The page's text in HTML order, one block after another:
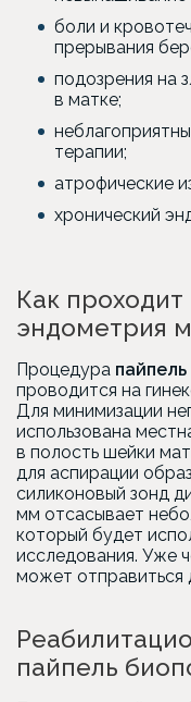
боли и
прерывания
подозрения на
в матке;
терапии;
атрофические
хронический
Как
эндометрия
Процедура
проводится на
Для минимизации
использована
в полость шейки
для аспирации
силиконовый зонд
мм отсасывает
который будет
исследования. Уже
может отправиться
пайпель